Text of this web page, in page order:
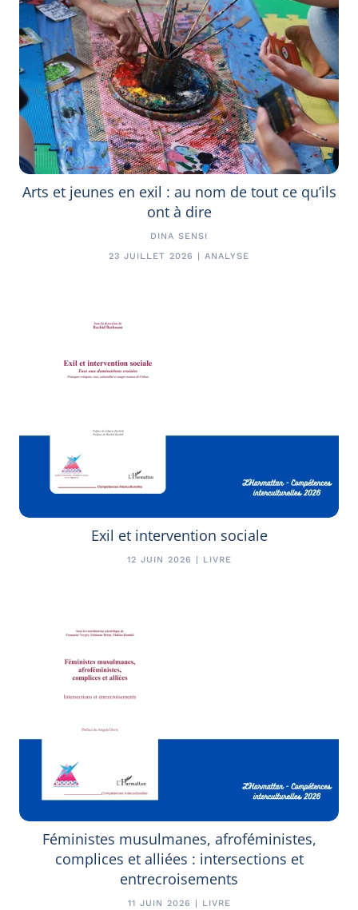
Arts et jeunes en exil : au nom de tout ce qu’ils
ont à dire
DINA SENSI
23 JUILLET 2026 | ANALYSE
Exil et intervention sociale
12 JUIN 2026 | LIVRE
Féministes musulmanes, afroféministes,
complices et alliées : intersections et
entrecroisements
11 JUIN 2026 | LIVRE